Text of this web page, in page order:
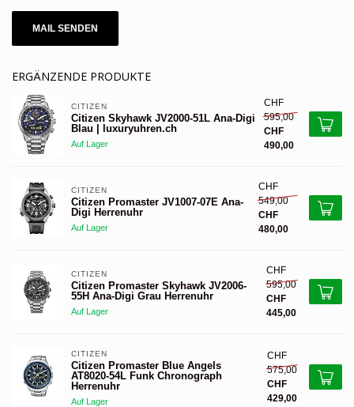
MAIL SENDEN
ERGÄNZENDE PRODUKTE
CITIZEN
Citizen Skyhawk JV2000-51L Ana-Digi
Blau | luxuryuhren.ch
Auf Lager
CHF
595,00
CHF
490,00
CITIZEN
Citizen Promaster JV1007-07E Ana-
Digi Herrenuhr
Auf Lager
CHF
549,00
CHF
480,00
CITIZEN
Citizen Promaster Skyhawk JV2006-
55H Ana-Digi Grau Herrenuhr
Auf Lager
CHF
595,00
CHF
445,00
CITIZEN
Citizen Promaster Blue Angels
AT8020-54L Funk Chronograph
Herrenuhr
Auf Lager
CHF
575,00
CHF
429,00